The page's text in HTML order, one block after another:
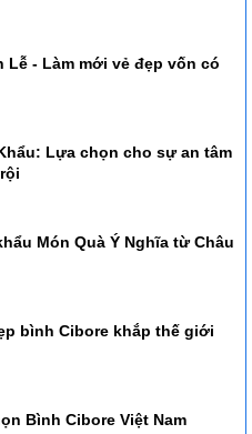
Lễ - Làm mới vẻ đẹp vốn có
Lựa chọn cho sự an tâm
Món Quà Ý Nghĩa từ Châu
bình Cibore khắp thế giới
Bình Cibore Việt Nam